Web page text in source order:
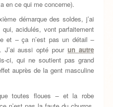
en ce qui me concerne).
démarque des soldes, j’ai
acidulés, vont parfaitement
et – ça n’est pas un détail –
J’ai aussi opté pourun autre
ci, qui ne soutient pas grand
auprès de la gent masculine
toutes floues – et la robe